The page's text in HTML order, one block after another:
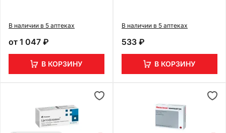
В наличии в 5 аптеках
от 1 047 ₽
В КОРЗИНУ
В наличии в 5 аптеках
533 ₽
В КОРЗИНУ